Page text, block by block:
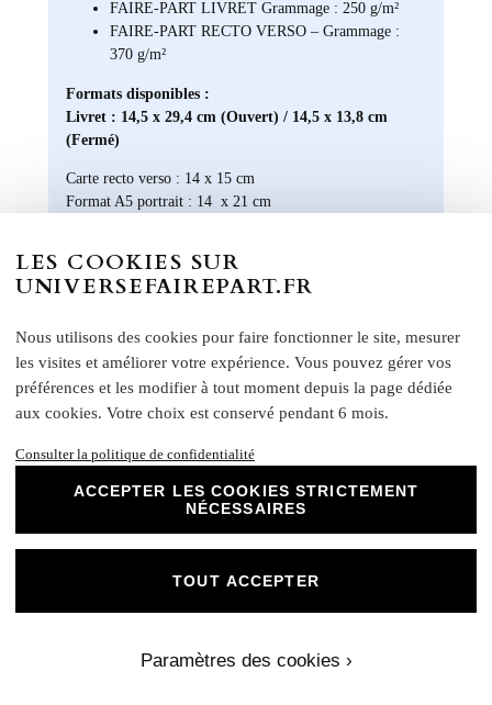
FAIRE-PART LIVRET Grammage : 250 g/m²
FAIRE-PART RECTO VERSO – Grammage :
370 g/m²
Formats disponibles :
Livret : 14,5 x 29,4 cm (Ouvert) / 14,5 x 13,8 cm
(Fermé)
Carte recto verso : 14 x 15 cm
Format A5 portrait : 14 x 21 cm
Etiquette bouteille
: Elles ont une taille unique, pensée
pour convenir à la majorité des bouteilles : 14 x 10 cm
Notre papier Mat Supérieur sont le choix
parfait pour des faire-part de mariage, des
invitations d'anniversaire, des cartes de
remerciements et bien plus encore. Optez
pour ce papier de haute qualité pour un
résultat impeccable qui ravira vos invités et
marquera l'élégance de vos évènements
spéciaux. Laissez libre cours à votre
créativité et personnalisez nos papiers Mat
et inoubliables.
tout en œuvre pour vous offrir des produits
d'exception qui répondent à vos attentes les
LES COOKIES SUR
UNIVERSEFAIREPART.FR
Nous utilisons des cookies pour faire fonctionner le site, mesurer
les visites et améliorer votre expérience. Vous pouvez gérer vos
préférences et les modifier à tout moment depuis la page dédiée
aux cookies. Votre choix est conservé pendant 6 mois.
Consulter la politique de confidentialité
ACCEPTER LES COOKIES STRICTEMENT
NÉCESSAIRES
Paramètres des cookies ›
TOUT ACCEPTER